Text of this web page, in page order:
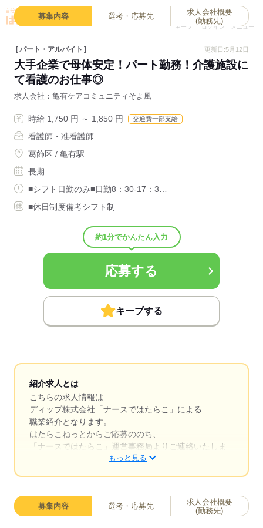
キープ
0
ログイン メニュー
募集内容 選考・応募先
求人会社概要
(勤務先)
パート・アルバイト 更新日:5月12日
大手企業で母体安定！パート勤務！介護施設に
て看護のお仕事◎
求人会社 亀有ケアコミュニティそよ風
時給 1,750 円 ～ 1,850 円 交通費一部支給
看護師・准看護師
葛飾区 / 亀有駅
長期
■シフト日勤のみ■日勤8：30-17：3…
■休日制度備考シフト制
約1分でかんたん入力
応募する
キープする
紹介求人とは
こちらの求人情報は
ディップ株式会社「ナースではたらこ」による
職業紹介となります。
はたらこねっとからご応募ののち、
「ナースではたらこ」運営事務局よりご連絡いたしま
求職中の看護師さんの転職を専任の
キャリアアドバイザーが入職まで無料でサポートいた
もっと見る
募集内容 選考・応募先
求人会社概要
(勤務先)